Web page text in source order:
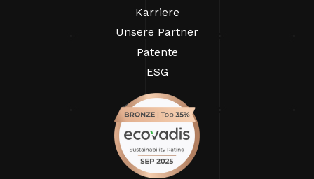
Karriere
Unsere Partner
Patente
ESG